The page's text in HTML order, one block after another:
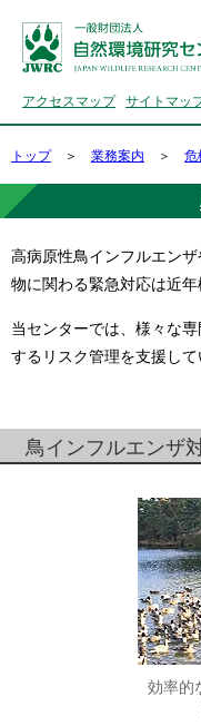
アクセスマップ サイトマッ
トップ＞ 業務案内 ＞ 危
高病原性鳥インフルエン
物に関わる緊急対応は近
当センターでは、様々な
するリスク管理を支援して
鳥インフルエンザ
効率的